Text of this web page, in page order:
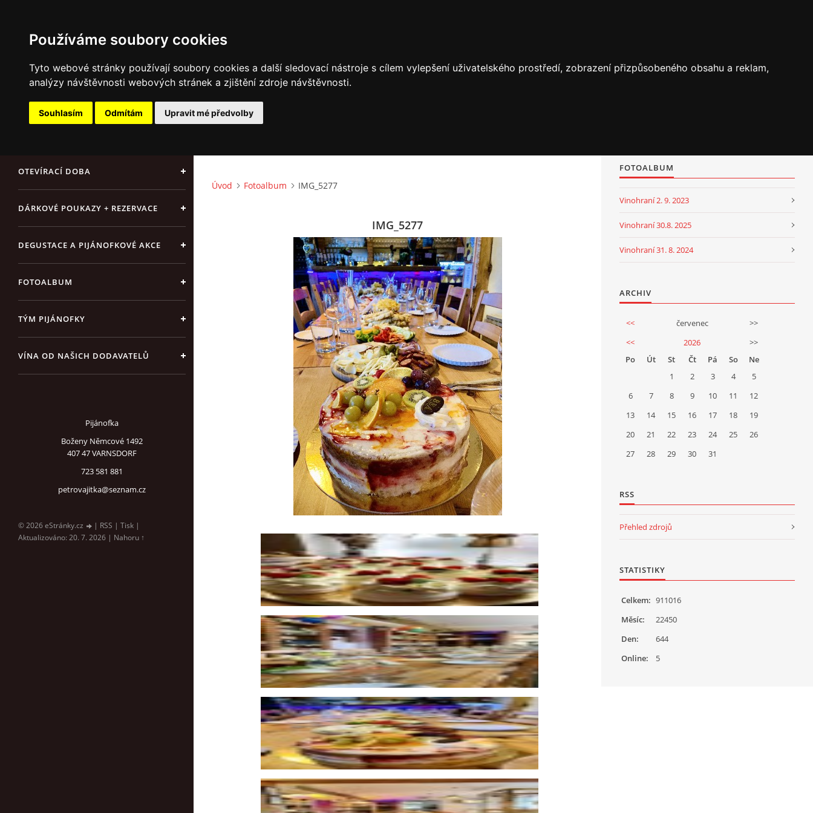
Používáme soubory cookies
Tyto webové stránky používají soubory cookies a další sledovací nástroje s cílem vylepšení uživatelského prostředí, zobrazení přizpůsobeného obsahu a reklam,
analýzy návštěvnosti webových stránek a zjištění zdroje návštěvnosti.
Souhlasím Odmítám Upravit mé předvolby
OTEVÍRACÍ DOBA
DÁRKOVÉ POUKAZY + REZERVACE
DEGUSTACE A PIJÁNOFKOVÉ AKCE
FOTOALBUM
TÝM PIJÁNOFKY
VÍNA OD NAŠICH DODAVATELŮ
Pijánofka
Boženy Němcové 1492
407 47 VARNSDORF
723 581 881
petrovajitka@seznam.cz
© 2026 eStránky.cz | RSS | Tisk |
Aktualizováno: 20. 7. 2026 | Nahoru ↑
Úvod Fotoalbum IMG_5277
IMG_5277
FOTOALBUM
Vinohraní 2. 9. 2023
Vinohraní 30.8. 2025
Vinohraní 31. 8. 2024
ARCHIV
<< červenec
>>
<<
2026
>>
Po
Út St Čt Pá So
Ne
1
2 3 4
5
6
7 8 9 10 11
12
13
14 15 16 17 18
19
20
21 22 23 24 25
26
27
28 29 30 31
RSS
Přehled zdrojů
STATISTIKY
Online: 5
Celkem: 911016
Měsíc:
22450
Den:
644